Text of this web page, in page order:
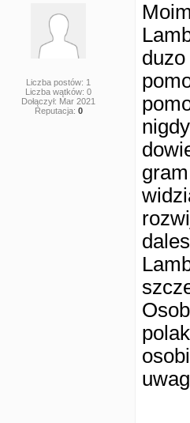
Liczba postów: 1
Liczba wątków: 0
Dołączył: Mar 2021
Reputacja: 0